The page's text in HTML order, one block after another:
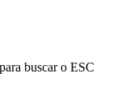
buscar o ESC